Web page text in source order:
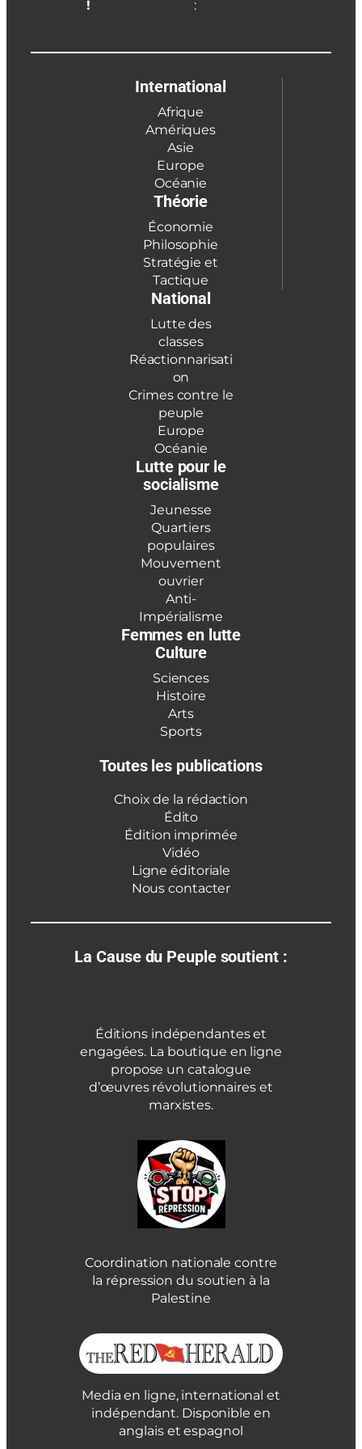
!
:
International
Afrique
Amériques
Asie
Europe
Océanie
Théorie
Économie
Philosophie
Stratégie et
Tactique
National
Lutte des
classes
Réactionnarisati
on
Crimes contre le
peuple
Europe
Océanie
Lutte pour le
socialisme
Jeunesse
Quartiers
populaires
Mouvement
ouvrier
Anti-
Impérialisme
Femmes en lutte
Culture
Sciences
Histoire
Arts
Sports
Toutes les publications
Choix de la rédaction
Édito
Édition imprimée
Vidéo
Ligne éditoriale
Nous contacter
La Cause du Peuple soutient :
Éditions indépendantes et
engagées. La boutique en ligne
propose un catalogue
d’œuvres révolutionnaires et
marxistes.
Coordination nationale contre
la répression du soutien à la
Palestine
Media en ligne, international et
indépendant. Disponible en
anglais et espagnol